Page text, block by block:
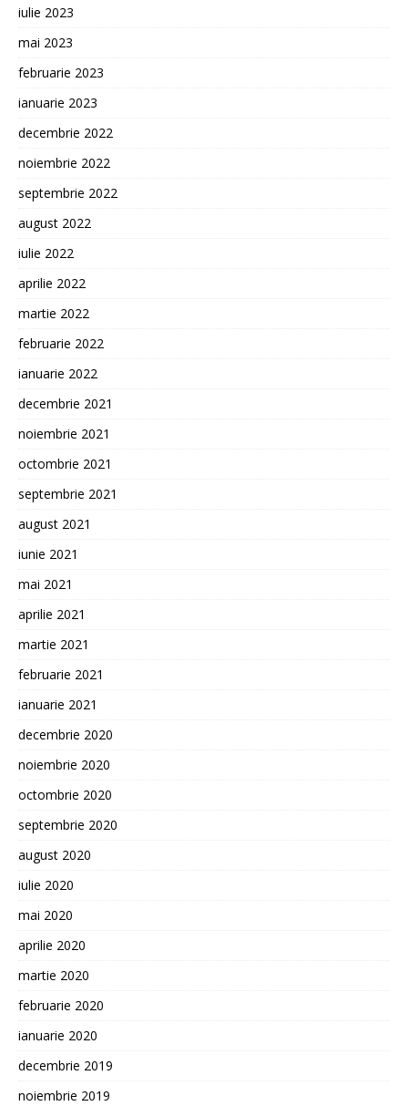
iulie 2023
mai 2023
februarie 2023
ianuarie 2023
decembrie 2022
noiembrie 2022
septembrie 2022
august 2022
iulie 2022
aprilie 2022
martie 2022
februarie 2022
ianuarie 2022
decembrie 2021
noiembrie 2021
octombrie 2021
septembrie 2021
august 2021
iunie 2021
mai 2021
aprilie 2021
martie 2021
februarie 2021
ianuarie 2021
decembrie 2020
noiembrie 2020
octombrie 2020
septembrie 2020
august 2020
iulie 2020
mai 2020
aprilie 2020
martie 2020
februarie 2020
ianuarie 2020
decembrie 2019
noiembrie 2019